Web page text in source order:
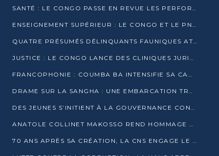
SANTÉ : LE CONGO PASSE EN REVUE LES PERFORMANCES DE SES HÔPITAUX À MI-PARCOURS
ENSEIGNEMENT SUPÉRIEUR : LE CONGO ET LE PNUD VEULENT RAPPROCHER LA FORMATION UNIVERSITAIRE DES BESOINS DU MARCHÉ DE L’EMPLOI
QUATRE PRÉSUMÉS DÉLINQUANTS FAUNIQUES ATTENDUS DEVANT LA JUSTICE POUR TRAFIC D’IVOIRE
JUSTICE : LE CONGO LANCE DES CLINIQUES JURIDIQUES POUR RAPPROCHER LE DROIT DES CITOYENS
FRANCOPHONIE : COUMBA BA INTENSIFIE SA CAMPAGNE POUR LA SUCCESSION À LA TÊTE DE L’OIF
DRAME SUR LA SANGHA : UNE EMBARCATION TRANSPORTANT DES FIDÈLES DE « NZAMBÉ YA L’HUILE » FAIT NAUFRAGE À OUESSO
DES JEUNES S’INITIENT À LA GOUVERNANCE CONTINENTALE À BRAZZAVILLE
ANATOLE COLLINET MAKOSSO REND HOMMAGE À JEAN-PAUL PIGASSE
70 ANS APRÈS SA CRÉATION, LA CNS ENGAGE LE VIRAGE DE LA DIGITALISATION